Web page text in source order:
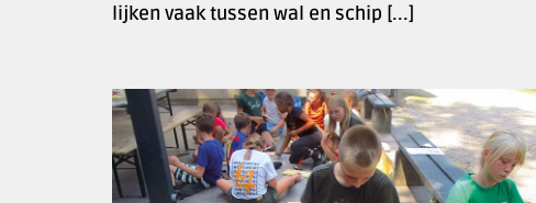
lijken vaak tussen wal en schip [...]